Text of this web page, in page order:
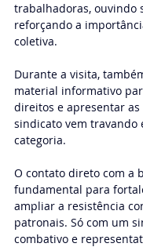
trabalhadoras, ouvindo
reforçando a
coletiva.
Durante a visita,
material informativo
direitos e apresentar
sindicato vem travando
categoria.
O contato direto com a
fundamental para
ampliar a resistência
patronais. Só com um
combativo e